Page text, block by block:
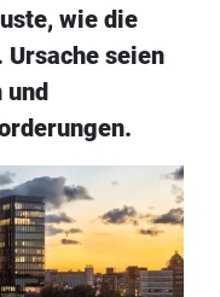
wie die
seien